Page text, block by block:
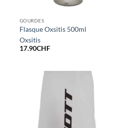
GOURDES
Flasque Oxsitis 500ml
Oxsitis
17.90CHF